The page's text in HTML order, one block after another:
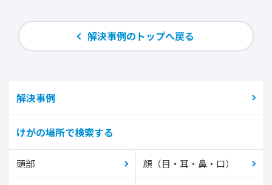
解決事例のトップへ戻る
解決事例
けがの場所で検索する
頭部 顔（目・耳・鼻・口）